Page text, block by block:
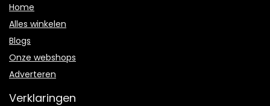
Home
Alles winkelen
Blogs
Onze webshops
Adverteren
Verklaringen